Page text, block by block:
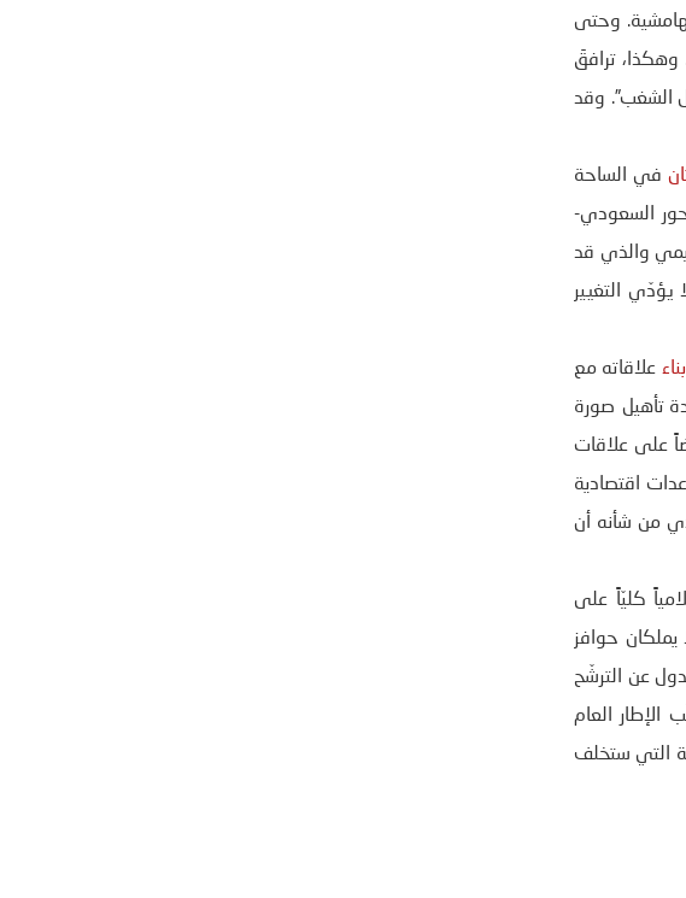
وحتى
وهكذا، ترافقَ
الشغب”. وقد
في الساحة
السعودي-
والذي قد
يؤدّي التغيير
علاقاته مع
تأهيل صورة
على علاقات
اقتصادية
من شأنه أن
كليّاً على
يملكان حوافز
عن الترشّح
الإطار العام
التي ستخلف